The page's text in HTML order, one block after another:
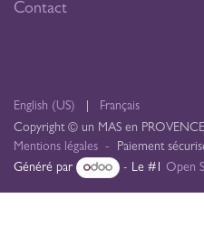
Contact
Copyright © un MAS en PROVENCE
Mentions légales - Paiement
English (US) Français
Généré par - Le #1Open